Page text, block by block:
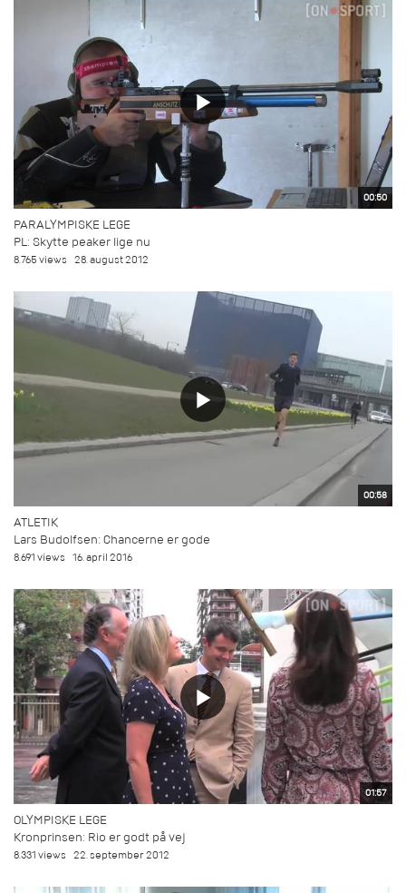
00:50
PARALYMPISKE LEGE
PL: Skytte peaker lige nu
8.765 views 28. august 2012
00:58
ATLETIK
Lars Budolfsen: Chancerne er gode
8.691 views 16. april 2016
01:57
OLYMPISKE LEGE
Kronprinsen: Rio er godt på vej
8.331 views 22. september 2012